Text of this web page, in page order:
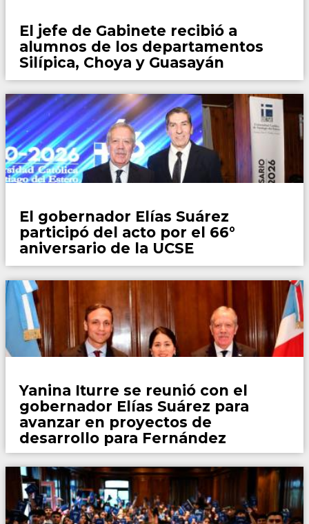
El jefe de Gabinete recibió a
alumnos de los departamentos
Silípica, Choya y Guasayán
El gobernador Elías Suárez
participó del acto por el 66°
aniversario de la UCSE
Yanina Iturre se reunió con el
gobernador Elías Suárez para
avanzar en proyectos de
desarrollo para Fernández